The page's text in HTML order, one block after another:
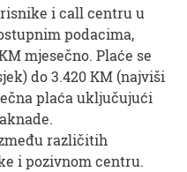
i call centru u
podacima,
mjesečno. Plaće se
do 3.420 KM (najviši
plaća uključujući
različitih
i pozivnom centru.